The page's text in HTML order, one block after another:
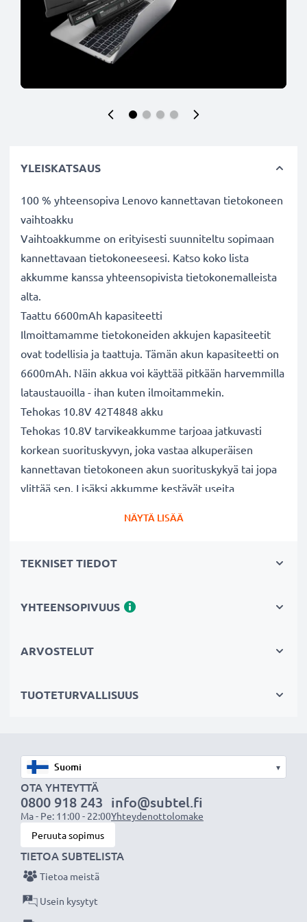
YLEISKATSAUS
100 % yhteensopiva Lenovo kannettavan tietokoneen
vaihtoakku
Vaihtoakkumme on erityisesti suunniteltu sopimaan
kannettavaan tietokoneeseesi. Katso koko lista
akkumme kanssa yhteensopivista tietokonemalleista
alta.
Taattu 6600mAh kapasiteetti
Ilmoittamamme tietokoneiden akkujen kapasiteetit
ovat todellisia ja taattuja. Tämän akun kapasiteetti on
6600mAh. Näin akkua voi käyttää pitkään harvemmilla
lataustauoilla - ihan kuten ilmoitammekin.
Tehokas 10.8V 42T4848 akku
Tehokas 10.8V tarvikeakkumme tarjoaa jatkuvasti
korkean suorituskyvyn, joka vastaa alkuperäisen
kannettavan tietokoneen akun suorituskykyä tai jopa
ylittää sen. Lisäksi akkumme kestävät useita
Kaikki akkumme testataan tarkasti, jotta ne täyttävät
siksi akuillamme on 3 vuoden takuu.
ympäristöjalanjälkeäsi. Akkumme sopii erinomaisesti
Valitse CELLONIC®, etkä tingi laadusta. Tilaa nyt!
NÄYTÄ LISÄÄ
TEKNISET TIEDOT
YHTEENSOPIVUUS
ARVOSTELUT
TUOTETURVALLISUUS
▾
OTA YHTEYTTÄ
0800 918 243
Ma - Pe: 11:00 - 22:00
info@subtel.fi
Yhteydenottolomake
Peruuta sopimus
TIETOA SUBTELISTA
Tietoa meistä
Usein kysytyt